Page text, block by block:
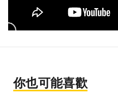
你也可能喜歡